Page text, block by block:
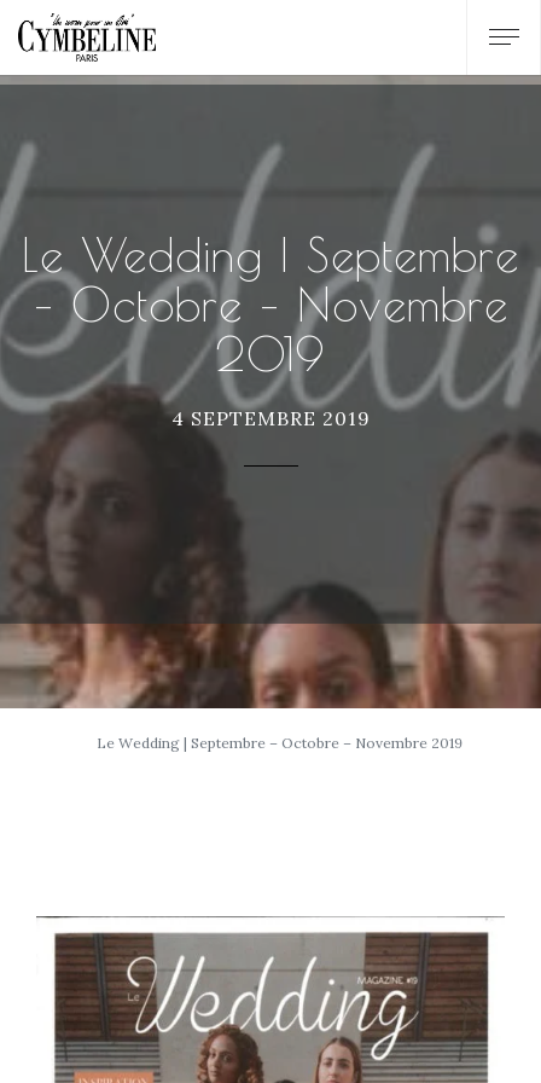
Le Wedding | Septembre
– Octobre – Novembre
2019
4 SEPTEMBRE 2019
Le Wedding | Septembre – Octobre – Novembre 2019